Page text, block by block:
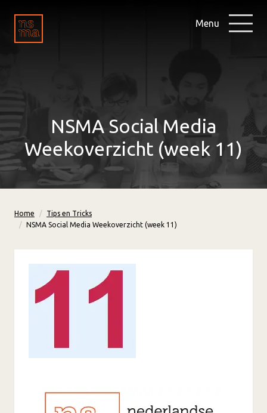
Menu
NSMA Social Media
Weekoverzicht (week 11)
Home
Tips en Tricks
NSMA Social Media Weekoverzicht (week 11)